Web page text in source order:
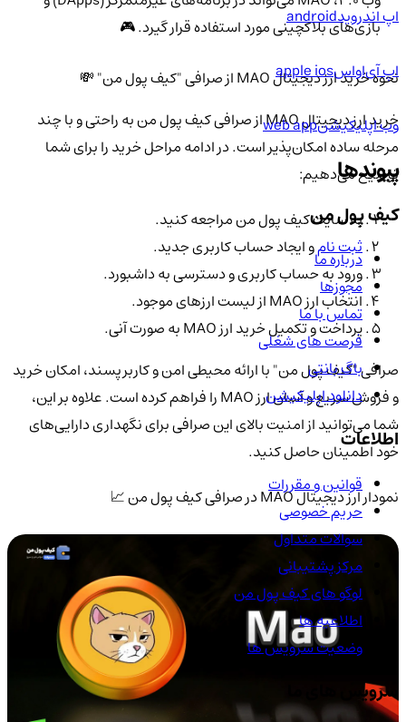
بازی‌های بلاکچینی مورد استفاده قرار گیرد. 🎮
نحوه خرید ارز دیجیتال MAO از صرافی "کیف پول من" 💸
خرید ارز دیجیتال MAO از صرافی کیف پول من به راحتی و با چند
مرحله ساده امکان‌پذیر است. در ادامه مراحل خرید را برای شما
توضیح می‌دهیم:
به سایت کیف پول من مراجعه کنید.
ثبت نامو ایجاد حساب کاربری جدید.
ورود به حساب کاربری و دسترسی به داشبورد.
انتخاب ارز MAO از لیست ارزهای موجود.
پرداخت و تکمیل خرید ارز MAO به صورت آنی.
صرافی "کیف پول من" با ارائه محیطی امن و کاربرپسند، امکان خرید
و فروش سریع و آسان ارز MAO را فراهم کرده است. علاوه بر این،
شما می‌توانید از امنیت بالای این صرافی برای نگهداری دارایی‌های
خود اطمینان حاصل کنید.
نمودار ارز دیجیتال MAO در صرافی کیف پول من 📈
اپ اندرویدandroid
اپ آی‌او‌اسapple ios
وب اپلیکیشنweb app
پیوندها
کیف پول من
درباره ما
مجوزها
تماس با ما
فرصت های شغلی
باگ بانتی
دانلود اپلیکیشن
اطلاعات
قوانین و مقررات
حریم خصوصی
سوالات متداول
مرکز پشتیبانی
لوگو های کیف پول من
اطلاعیه ها
وضعیت سرویس ها
سرویس های ما